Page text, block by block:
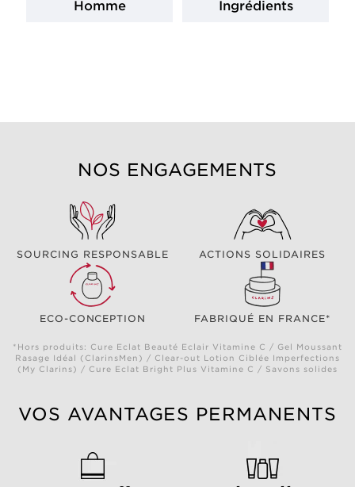
Homme Ingrédients
NOS ENGAGEMENTS
SOURCING RESPONSABLE ACTIONS SOLIDAIRES
ECO-CONCEPTION FABRIQUÉ EN FRANCE*
*Hors produits: Cure Eclat Beauté Eclair Vitamine C / Gel Moussant
Rasage Idéal (ClarinsMen) / Clear-out Lotion Ciblée Imperfections
(My Clarins) / Cure Eclat Bright Plus Vitamine C / Savons solides
VOS AVANTAGES PERMANENTS